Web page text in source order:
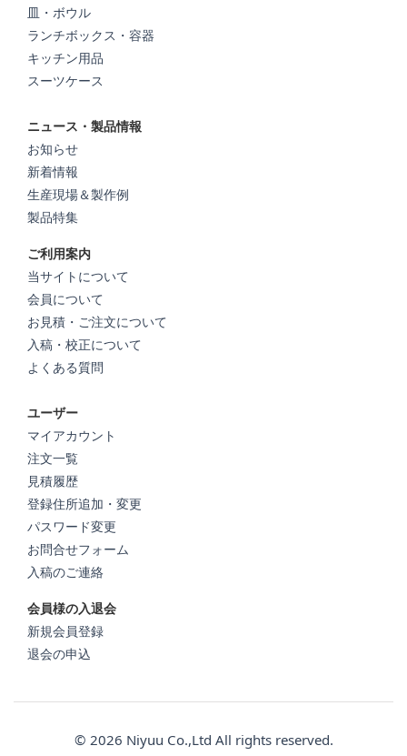
皿・ボウル
ランチボックス・容器
キッチン用品
スーツケース
ニュース・製品情報
お知らせ
新着情報
生産現場＆製作例
製品特集
ご利用案内
当サイトについて
会員について
お見積・ご注文について
入稿・校正について
よくある質問
ユーザー
マイアカウント
注文一覧
見積履歴
登録住所追加・変更
パスワード変更
お問合せフォーム
入稿のご連絡
会員様の入退会
新規会員登録
退会の申込
© 2026 Niyuu Co.,Ltd All rights reserved.